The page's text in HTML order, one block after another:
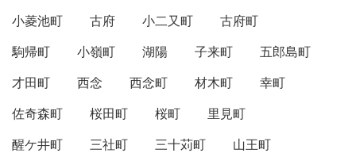
小菱池町
古府 小二又町
古府町
駒帰町
小嶺町 湖陽 子来町
五郎島町
才田町
西念 西念町 材木町
幸町
佐奇森町
桜田町 桜町
里見町
醒ケ井町
三社町 三十苅町
山王町